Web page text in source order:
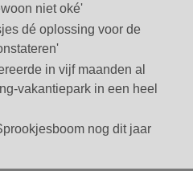
niet oké'
dé oplossing voor de
in vijf maanden al
vakantiepark in een heel
nog dit jaar